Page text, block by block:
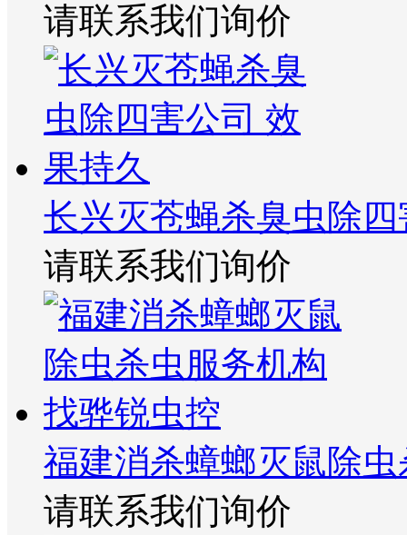
请联系我们询价
长兴灭苍蝇杀臭虫除
请联系我们询价
福建消杀蟑螂灭鼠除
请联系我们询价